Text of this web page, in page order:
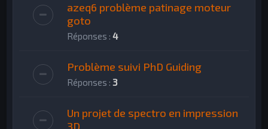
azeq6 problème patinage moteur
goto
Réponses :4
Problème suivi PhD Guiding
Réponses :3
Un projet de spectro en impression
3D